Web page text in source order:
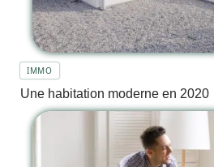
IMMO
Une habitation moderne en 2020